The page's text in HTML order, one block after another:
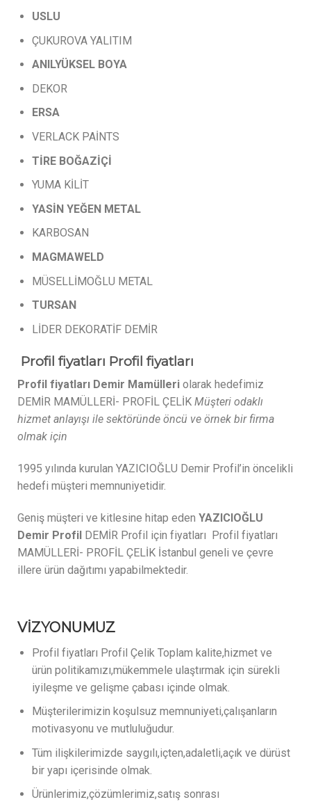
USLU
ÇUKUROVA YALITIM
ANILYÜKSEL BOYA
DEKOR
ERSA
VERLACK PAİNTS
TİRE BOĞAZİÇİ
YUMA KİLİT
YASİN YEĞEN METAL
KARBOSAN
MAGMAWELD
MÜSELLİMOĞLU METAL
TURSAN
LİDER DEKORATİF DEMİR
Profil fiyatları Profil fiyatları
Profil fiyatları Demir Mamülleri olarak hedefimiz
DEMİR MAMÜLLERİ- PROFİL ÇELİK Müşteri odaklı
hizmet anlayışı ile sektöründe öncü ve örnek bir firma
olmak için
1995 yılında kurulan YAZICIOĞLU Demir Profil’in öncelikli
hedefi müşteri memnuniyetidir.
Geniş müşteri ve kitlesine hitap eden YAZICIOĞLU
Demir Profil DEMİR Profil için fiyatları Profil fiyatları
MAMÜLLERİ- PROFİL ÇELİK İstanbul geneli ve çevre
illere ürün dağıtımı yapabilmektedir.
VİZYONUMUZ
Profil fiyatları Profil Çelik Toplam kalite,hizmet ve
ürün politikamızı,mükemmele ulaştırmak için sürekli
iyileşme ve gelişme çabası içinde olmak.
Müşterilerimizin koşulsuz memnuniyeti,çalışanların
motivasyonu ve mutluluğudur.
Tüm ilişkilerimizde saygılı,içten,adaletli,açık ve dürüst
bir yapı içerisinde olmak.
Ürünlerimiz,çözümlerimiz,satış sonrası